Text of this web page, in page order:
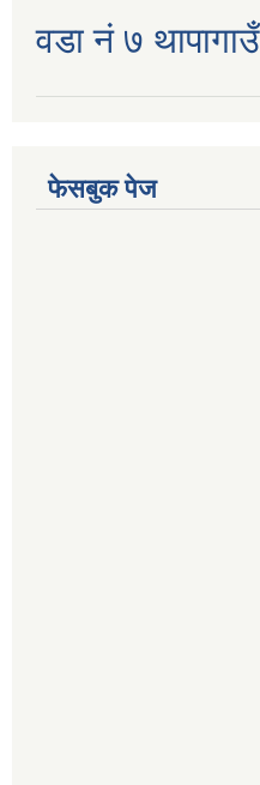
वडा नं ७ थापागाउँ
फेसबुक पेज